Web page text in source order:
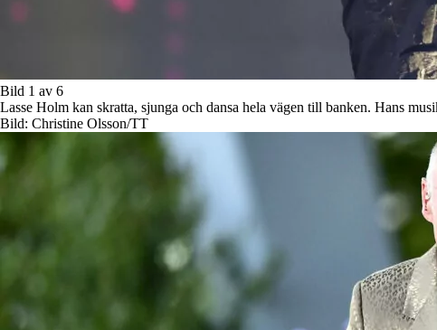
Bild 1 av 6
Lasse Holm kan skratta, sjunga och dansa hela vägen till banken. Hans
Bild: Christine Olsson/TT